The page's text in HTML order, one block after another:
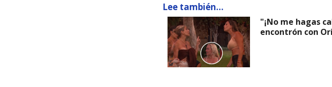
Lee también...
"¡No me hagas
encontrón con